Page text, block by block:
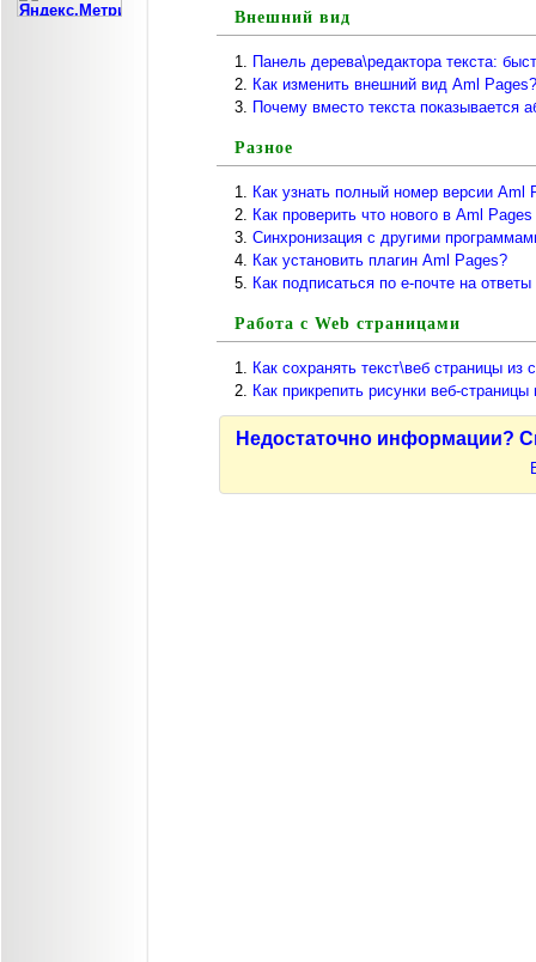
Внешний вид
Панель дерева\редактора текста:
Как изменить внешний вид Aml Pages?
Почему вместо текста показывается
Разное
Как узнать полный номер версии Aml
Как проверить что нового в Aml Pages
Синхронизация с другими
Как установить плагин Aml Pages?
Как подписаться по е-почте на
Работа с Web страницами
Как сохранять текст\веб страницы из
Как прикрепить рисунки веб-
Недостаточно информации?